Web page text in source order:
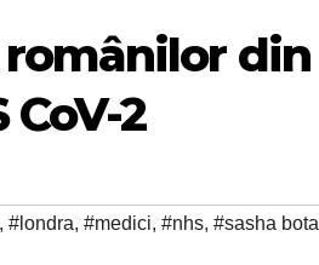
din
2
, #londra, #medici, #nhs, #sasha bota